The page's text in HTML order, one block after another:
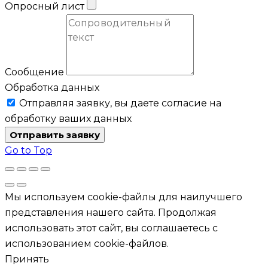
Опросный лист
Сообщение
Обработка данных
Отправляя заявку, вы даете согласие на
обработку ваших данных
Отправить заявку
Go to Top
Мы используем cookie-файлы для наилучшего
представления нашего сайта. Продолжая
использовать этот сайт, вы соглашаетесь с
использованием cookie-файлов.
Принять